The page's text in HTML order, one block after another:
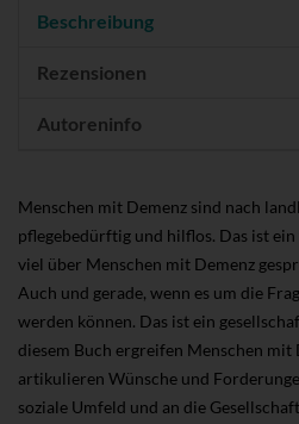
Beschreibung
Rezensionen
Autoreninfo
Menschen mit Demenz sind nach
pflegebedürftig und hilflos. Das ist
viel über Menschen mit Demenz
Auch und gerade, wenn es um die
werden können. Das ist ein
diesem Buch ergreifen Menschen mit
artikulieren Wünsche und
soziale Umfeld und an die